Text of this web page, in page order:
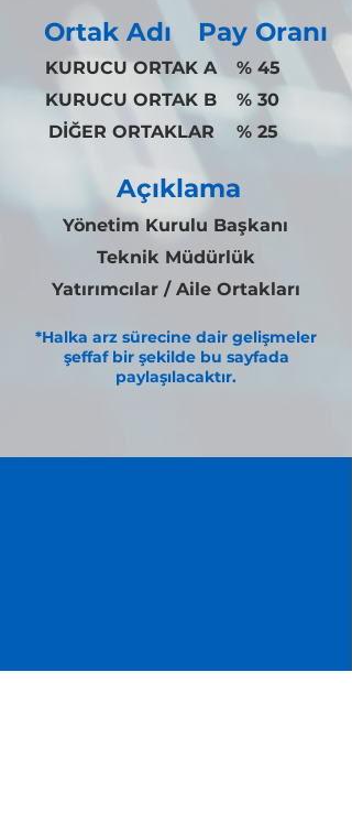
Ortak Adı Pay Oranı
KURUCU ORTAK A
% 45
KURUCU ORTAK B
% 30
DİĞER ORTAKLAR
% 25
Açıklama
Yönetim Kurulu Başkanı
Teknik Müdürlük
Yatırımcılar / Aile Ortakları
*Halka arz sürecine dair gelişmeler
şeffaf bir şekilde bu sayfada
paylaşılacaktır.
raporlamalar, kurumsal şeffaflık